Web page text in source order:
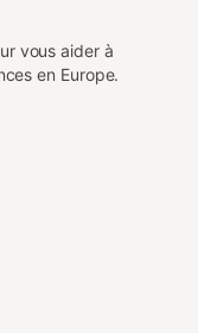
vous aider à
en Europe.